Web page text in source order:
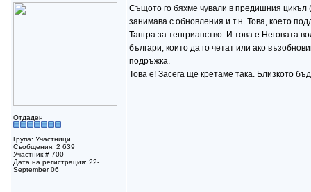
Отдаден
Група: Участници
Съобщения: 2 639
Участник # 700
Дата на регистрация: 22-
September 06
Същото го бяхме чували в предишния цикъл
занимава с обновления и т.н. Това, което
Тангра за тенгрианство. И това е Неговата
българи, които да го четат или ако
подръжка.
Това е! Засега ще кретаме така. Близкото